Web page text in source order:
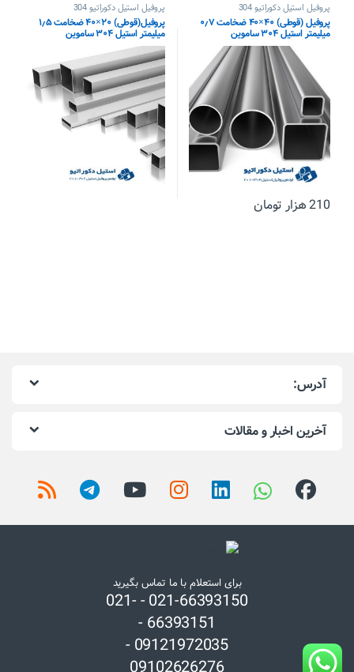
پروفیل استیل دکوراتیو 304
پروفیل (قوطی) ۴۰×۴۰ ضخامت ۰٫۷
میلیمتر استیل ۳۰۴ ساموین
210هزار تومان
پروفیل استیل دکوراتیو 304
پروفیل(قوطی) ۲۰×۴۰ ضخامت ۱٫۵
میلیمتر استیل ۳۰۴ ساموین
آدرس:
آخرین اخبار و مقالات
برای استعلام با ما تماس بگیرید
021-66393150 - 021-
66393151 -
09121972035 -